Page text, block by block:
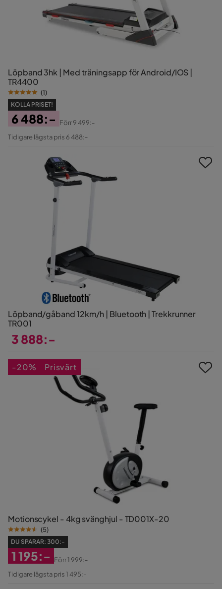
Löpband 3hk | Med träningsapp för Android/IOS |
TR4400
(1)
KOLLA PRISET!
Pris
6 488:-
Original
Förr9 499:-
Tidigare lägsta pris 6 488:-
Löpband/gåband 12km/h | Bluetooth | Trekkrunner
TR001
3 888:-
Motionscykel - 4kg svänghjul - TD001X-20
(5)
DU SPARAR: 300:-
Rabatterat
1 195:-
Original
Förr1 999:-
Tidigare lägsta pris 1 495:-
-20% Prisvärt